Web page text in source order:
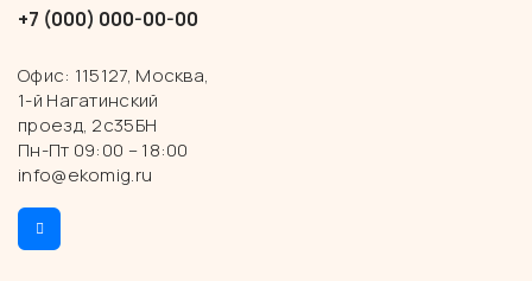
+7 (000) 000-00-00
Офис: 115127, Москва,
1-й Нагатинский
проезд, 2с35БН
Пн-Пт 09:00 – 18:00
info@ekomig.ru